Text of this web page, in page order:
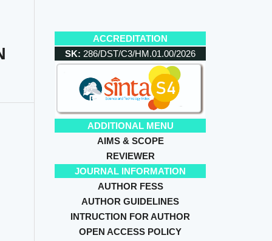
ACCREDITATION
SK: 286/DST/C3/HM.01.00/2026
ADDITIONAL MENU
AIMS & SCOPE
REVIEWER
JOURNAL INFORMATION
AUTHOR FESS
AUTHOR GUIDELINES
INTRUCTION FOR AUTHOR
OPEN ACCESS POLICY